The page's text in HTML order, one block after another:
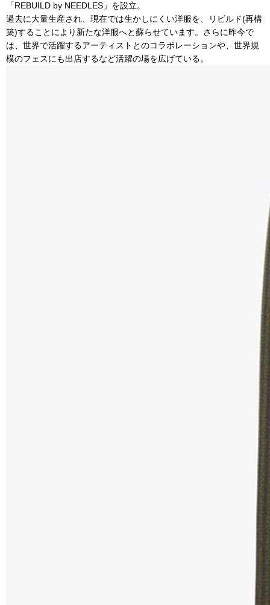
「REBUILD by NEEDLES」を設立。
過去に大量生産され、現在では生かしにくい洋服を、リビルド(再構
築)することにより新たな洋服へと蘇らせています。さらに昨今で
は、世界で活躍するアーティストとのコラボレーションや、世界規
模のフェスにも出店するなど活躍の場を広げている。